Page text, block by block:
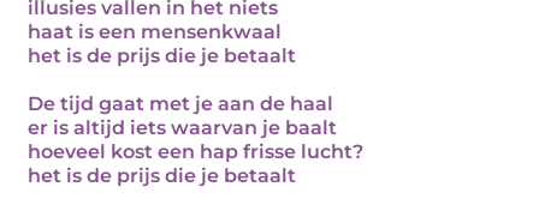
illusies vallen in het niets
haat is een mensenkwaal
het is de prijs die je betaalt
De tijd gaat met je aan de haal
er is altijd iets waarvan je baalt
hoeveel kost een hap frisse lucht?
het is de prijs die je betaalt